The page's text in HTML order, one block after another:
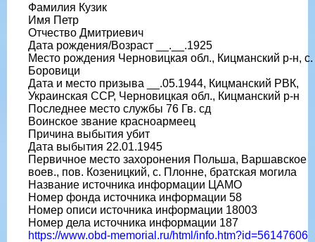
Фамилия Кузик
Имя Петр
Отчество Дмитриевич
Дата рождения/Возраст __.__.1925
Место рождения Черновицкая обл., Кицманский р-н, с.
Боровици
Дата и место призыва __.05.1944, Кицманский РВК,
Украинская ССР, Черновицкая обл., Кицманский р-н
Последнее место службы 76 Гв. сд
Воинское звание красноармеец
Причина выбытия убит
Дата выбытия 22.01.1945
Первичное место захоронения Польша, Варшавское
воев., пов. Козеницкий, с. Плонне, братская могила
Название источника информации ЦАМО
Номер фонда источника информации 58
Номер описи источника информации 18003
Номер дела источника информации 187
https://www.obd-memorial.ru/html/info.htm?id=56147606